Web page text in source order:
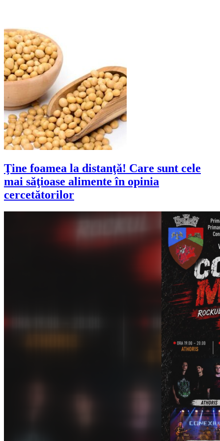
Ţine foamea la distanţă! Care sunt cele
mai săţioase alimente în opinia
cercetătorilor